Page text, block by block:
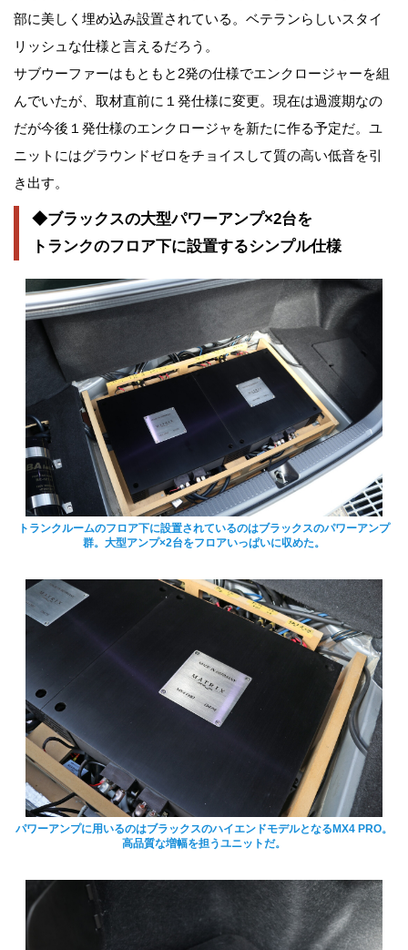
部に美しく埋め込み設置されている。ベテランらしいスタイ
リッシュな仕様と言えるだろう。
サブウーファーはもともと2発の仕様でエンクロージャーを組
んでいたが、取材直前に１発仕様に変更。現在は過渡期なの
だが今後１発仕様のエンクロージャを新たに作る予定だ。ユ
ニットにはグラウンドゼロをチョイスして質の高い低音を引
き出す。
◆ブラックスの大型パワーアンプ×2台を
トランクのフロア下に設置するシンプル仕様
トランクルームのフロア下に設置されているのはブラックスのパワーアンプ
群。大型アンプ×2台をフロアいっぱいに収めた。
パワーアンプに用いるのはブラックスのハイエンドモデルとなるMX4 PRO。
高品質な増幅を担うユニットだ。